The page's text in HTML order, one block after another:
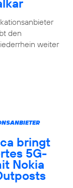
den
weiter
bringt
5G-
Nokia